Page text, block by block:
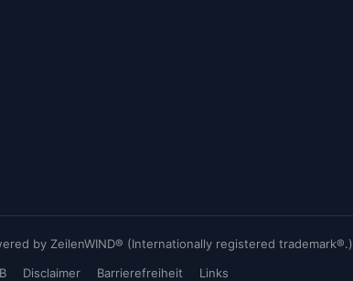
by ZeilenWIND® (Internationally registered trademark®.)
Disclaimer Barrierefreiheit Links